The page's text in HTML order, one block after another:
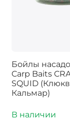
Бойлы
Carp Baits
SQUID
Кальмар)
В наличии